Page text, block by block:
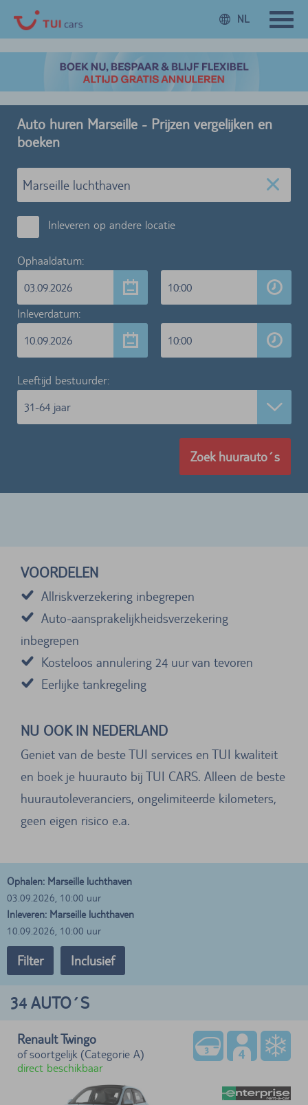
NL
Auto huren Marseille - Prijzen vergelijken en
boeken
Inleveren op andere locatie
Ophaaldatum:
03.09.2026
10:00
Inleverdatum:
10.09.2026
10:00
Leeftijd bestuurder:
31-64 jaar
Zoek huurauto´s
VOORDELEN
Allriskverzekering inbegrepen
Auto-aansprakelijkheidsverzekering
inbegrepen
Kosteloos annulering 24 uur van tevoren
Eerlijke tankregeling
NU OOK IN NEDERLAND
Geniet van de beste TUI services en TUI kwaliteit
en boek je huurauto bij TUI CARS. Alleen de beste
huurautoleveranciers, ongelimiteerde kilometers,
geen eigen risico e.a.
Ophalen: Marseille luchthaven
03.09.2026, 10:00 uur
Inleveren: Marseille luchthaven
10.09.2026, 10:00 uur
Filter Inclusief
34 AUTO´S
Renault Twingo
of soortgelijk (Categorie A)
direct beschikbaar